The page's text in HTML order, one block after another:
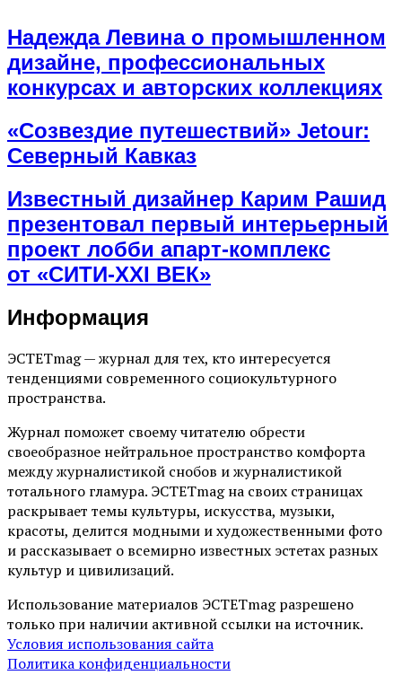
Надежда Левина о промышленном
дизайне, профессиональных
конкурсах и авторских коллекциях
«Созвездие путешествий» Jetour:
Северный Кавказ
Известный дизайнер Карим Рашид
презентовал первый интерьерный
проект лобби апарт-комплекс
от «СИТИ-XXI ВЕК»
Информация
ЭСТЕТmag — журнал для тех, кто интересуется
тенденциями современного социокультурного
пространства.
Журнал поможет своему читателю обрести
своеобразное нейтральное пространство комфорта
между журналистикой снобов и журналистикой
тотального гламура. ЭСТЕТmag на своих страницах
раскрывает темы культуры, искусства, музыки,
красоты, делится модными и художественными фото
и рассказывает о всемирно известных эстетах разных
культур и цивилизаций.
Использование материалов ЭСТЕТmag разрешено
только при наличии активной ссылки на источник.
Условия использования сайта
Политика конфиденциальности